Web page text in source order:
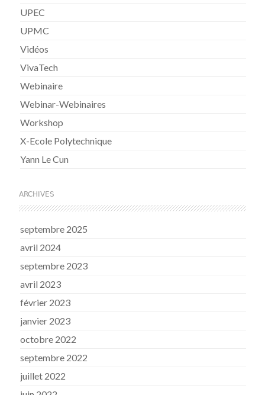
UPEC
UPMC
Vidéos
VivaTech
Webinaire
Webinar-Webinaires
Workshop
X-Ecole Polytechnique
Yann Le Cun
ARCHIVES
septembre 2025
avril 2024
septembre 2023
avril 2023
février 2023
janvier 2023
octobre 2022
septembre 2022
juillet 2022